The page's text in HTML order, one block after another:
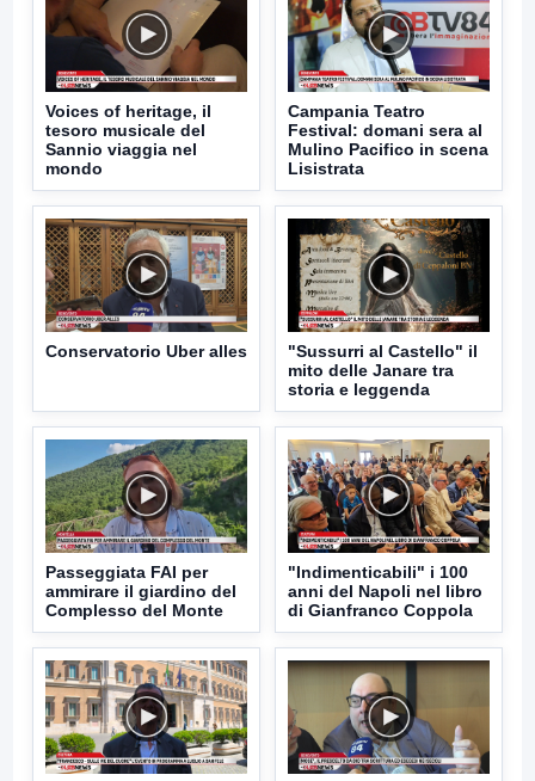
Voices of heritage, il
tesoro musicale del
Sannio viaggia nel
mondo
Campania Teatro
Festival: domani sera al
Mulino Pacifico in scena
Lisistrata
Conservatorio Uber alles
"Sussurri al Castello" il
mito delle Janare tra
storia e leggenda
Passeggiata FAI per
ammirare il giardino del
Complesso del Monte
"Indimenticabili" i 100
anni del Napoli nel libro
di Gianfranco Coppola